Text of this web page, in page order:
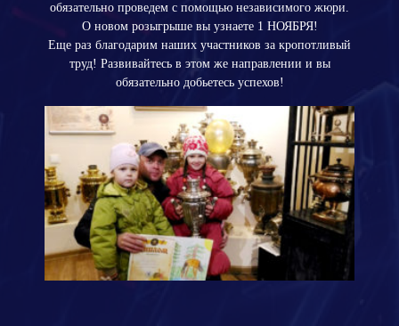
обязательно проведем с помощью независимого жюри.
О новом розыгрыше вы узнаете 1 НОЯБРЯ!
Еще раз благодарим наших участников за кропотливый
труд! Развивайтесь в этом же направлении и вы
обязательно добьетесь успехов!